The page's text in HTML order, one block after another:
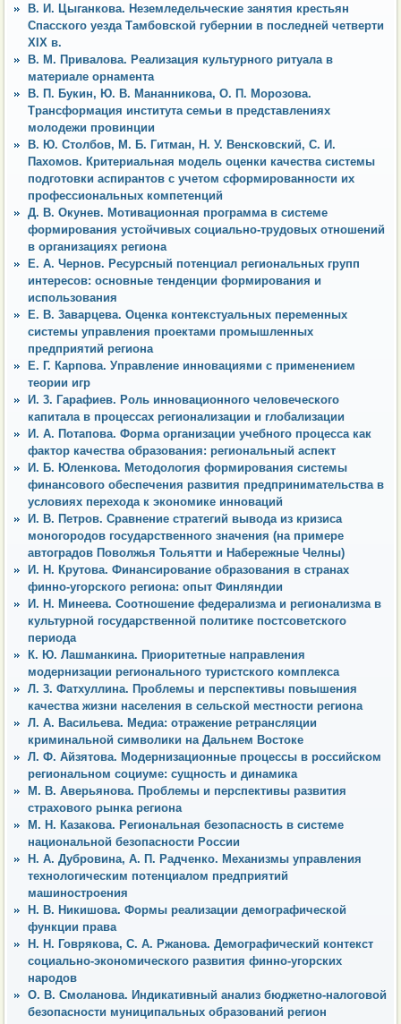
В. И. Цыганкова. Неземледельческие занятия крестьян
Спасского уезда Тамбовской губернии в последней четверти
XIX в.
В. М. Привалова. Реализация культурного ритуала в
материале орнамента
В. П. Букин, Ю. В. Мананникова, О. П. Морозова.
Трансформация института семьи в представлениях
молодежи провинции
В. Ю. Столбов, М. Б. Гитман, Н. У. Венсковский, С. И.
Пахомов. Критериальная модель оценки качества системы
подготовки аспирантов с учетом сформированности их
профессиональных компетенций
Д. В. Окунев. Мотивационная программа в системе
формирования устойчивых социально-трудовых отношений
в организациях региона
Е. А. Чернов. Ресурсный потенциал региональных групп
интересов: основные тенденции формирования и
использования
Е. В. 3аварцева. Оценка контекстуальных переменных
системы управления проектами промышленных
предприятий региона
Е. Г. Карпова. Управление инновациями с применением
теории игр
И. 3. Гарафиев. Роль инновационного человеческого
капитала в процессах регионализации и глобализации
И. А. Потапова. Форма организации учебного процесса как
фактор качества образования: региональный аспект
И. Б. Юленкова. Методология формирования системы
финансового обеспечения развития предпринимательства в
условиях перехода к экономике инноваций
И. В. Петров. Сравнение стратегий вывода из кризиса
моногородов государственного значения (на примере
автоградов Поволжья Тольятти и Набережные Челны)
И. Н. Крутова. Финансирование образования в странах
финно-угорского региона: опыт Финляндии
И. Н. Минеева. Соотношение федерализма и регионализма в
культурной государственной политике постсоветского
периода
К. Ю. Лашманкина. Приоритетные направления
модернизации регионального туристского комплекса
Л. 3. Фатхуллина. Проблемы и перспективы повышения
качества жизни населения в сельской местности региона
Л. А. Васильева. Медиа: отражение ретрансляции
криминальной символики на Дальнем Востоке
Л. Ф. Айзятова. Модернизационные процессы в российском
региональном социуме: сущность и динамика
М. В. Аверьянова. Проблемы и перспективы развития
страхового рынка региона
М. Н. Казакова. Региональная безопасность в системе
национальной безопасности России
Н. А. Дубровина, А. П. Радченко. Механизмы управления
технологическим потенциалом предприятий
машиностроения
Н. В. Никишова. Формы реализации демографической
функции права
Н. Н. Говрякова, С. А. Ржанова. Демографический контекст
социально-экономического развития финно-угорских
народов
О. В. Смоланова. Индикативный анализ бюджетно-налоговой
безопасности муниципальных образований регион